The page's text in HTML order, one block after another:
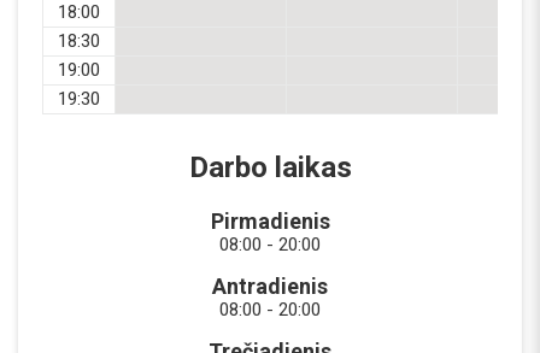
18:00
18:30
19:00
19:30
Darbo laikas
Pirmadienis
08:00 - 20:00
Antradienis
08:00 - 20:00